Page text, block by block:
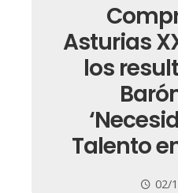
Asturias
los
Talento
02/